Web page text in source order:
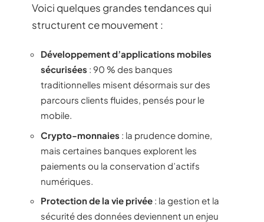
Voici quelques grandes tendances qui
structurent ce mouvement :
Développement d’applications mobiles
sécurisées : 90 % des banques
traditionnelles misent désormais sur des
parcours clients fluides, pensés pour le
mobile.
Crypto-monnaies : la prudence domine,
mais certaines banques explorent les
paiements ou la conservation d’actifs
numériques.
Protection de la vie privée : la gestion et la
sécurité des données deviennent un enjeu